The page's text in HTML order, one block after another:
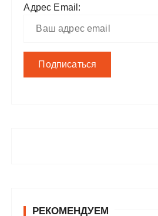
Адрес Email:
РЕКОМЕНДУЕМ